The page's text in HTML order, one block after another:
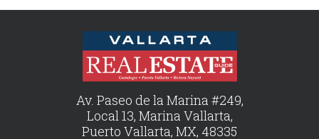
Av. Paseo de la Marina #249,
Local 13, Marina Vallarta,
Puerto Vallarta, MX, 48335